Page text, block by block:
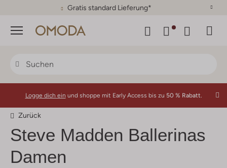
Gratis standard Lieferung*
Menü
Logge dich ein und shoppe mit Early Access bis zu 50 % Rabatt.
Zurück
Steve Madden Ballerinas
Damen